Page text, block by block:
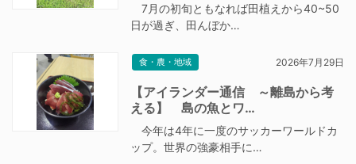
7月の初旬ともなれば田植えから40~50
日が過ぎ、田んぼか…
食・農・地域 2026年7月29日
【アイランダー通信 ～離島から考
える】 島の魚とワ…
今年は4年に一度のサッカーワールドカ
ップ。世界の強豪相手に…